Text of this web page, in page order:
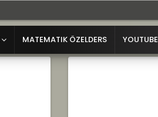
MATEMATIK ÖZELDERS YOUTUBE